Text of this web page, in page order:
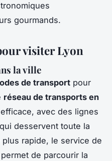
gourmands.
visiter Lyon
la ville
de transport pour
réseau de transports en
avec des lignes
desservent toute la
rapide, le service de
de parcourir la